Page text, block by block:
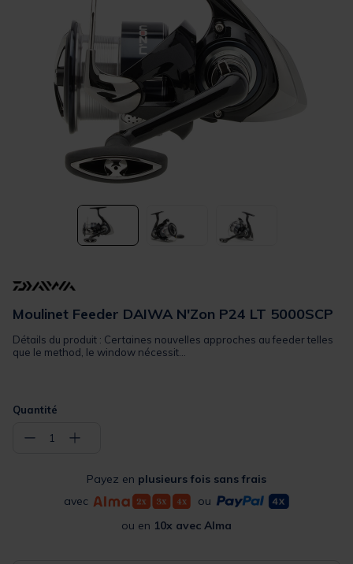
Moulinet Feeder DAIWA N'Zon P24 LT 5000SCP
Détails du produit : Certaines nouvelles approches au feeder telles
que le method, le window nécessit...
Quantité
− 1 +
Payez en plusieurs fois sans frais
avec
ou
ou en 10x avec Alma